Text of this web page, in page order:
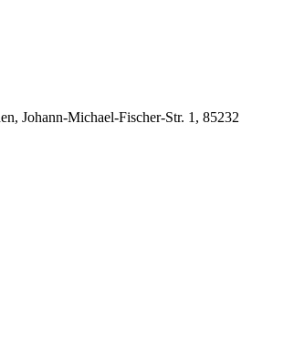
Johann-Michael-Fischer-Str. 1, 85232